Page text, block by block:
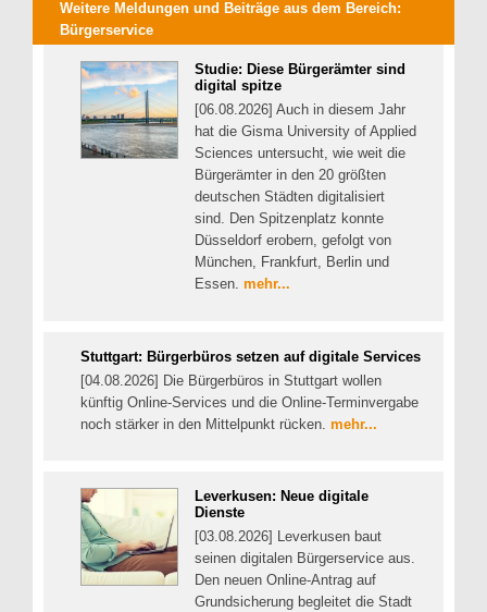
Weitere Meldungen und Beiträge aus dem Bereich:
Bürgerservice
Studie: Diese Bürgerämter sind
digital spitze
[06.08.2026] Auch in diesem Jahr
hat die Gisma University of Applied
Sciences untersucht, wie weit die
Bürgerämter in den 20 größten
deutschen Städten digitalisiert
sind. Den Spitzenplatz konnte
Düsseldorf erobern, gefolgt von
München, Frankfurt, Berlin und
Essen. mehr...
Stuttgart: Bürgerbüros setzen auf digitale Services
[04.08.2026] Die Bürgerbüros in Stuttgart wollen
künftig Online-Services und die Online-Terminvergabe
noch stärker in den Mittelpunkt rücken. mehr...
Leverkusen: Neue digitale
Dienste
[03.08.2026] Leverkusen baut
seinen digitalen Bürgerservice aus.
Den neuen Online-Antrag auf
Grundsicherung begleitet die Stadt